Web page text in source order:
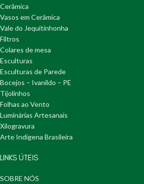
Cerâmica
Vasos em Cerâmica
Vale do Jequitinhonha
Filtros
Colares de mesa
Esculturas
Esculturas de Parede
Bocejos – Ivanildo – PE
Tijolinhos
Folhas ao Vento
Luminárias Artesanais
Xilogravura
Arte Indígena Brasileira
LINKS ÚTEIS
SOBRE NÓS